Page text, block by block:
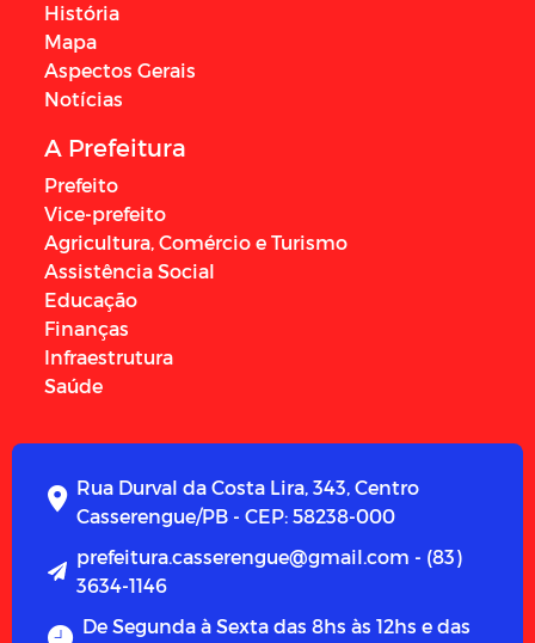
História
Mapa
Aspectos Gerais
Notícias
A Prefeitura
Prefeito
Vice-prefeito
Agricultura, Comércio e Turismo
Assistência Social
Educação
Finanças
Infraestrutura
Saúde
Rua Durval da Costa Lira, 343, Centro
Casserengue/PB - CEP: 58238-000
prefeitura.casserengue@gmail.com - (83)
3634-1146
De Segunda à Sexta das 8hs às 12hs e das